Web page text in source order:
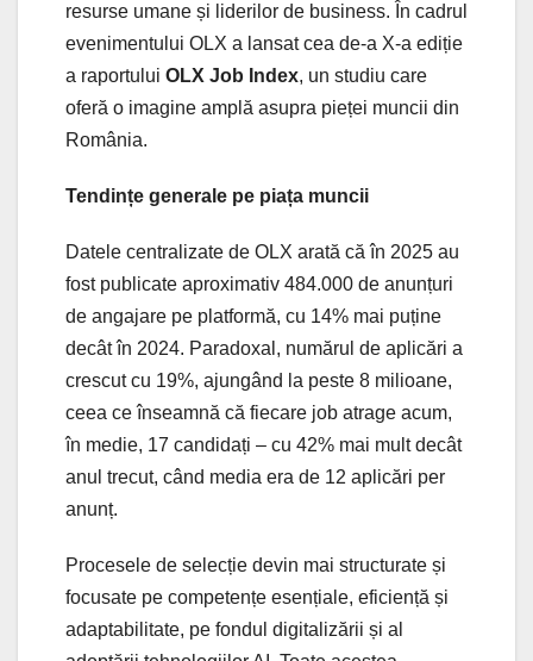
resurse umane și liderilor de business. În cadrul
evenimentului OLX a lansat cea de-a X-a ediție
a raportului OLX Job Index, un studiu care
oferă o imagine amplă asupra pieței muncii din
România.
Tendințe generale pe piața muncii
Datele centralizate de OLX arată că în 2025 au
fost publicate aproximativ 484.000 de anunțuri
de angajare pe platformă, cu 14% mai puține
decât în 2024. Paradoxal, numărul de aplicări a
crescut cu 19%, ajungând la peste 8 milioane,
ceea ce înseamnă că fiecare job atrage acum,
în medie, 17 candidați – cu 42% mai mult decât
anul trecut, când media era de 12 aplicări per
anunț.
Procesele de selecție devin mai structurate și
focusate pe competențe esențiale, eficiență și
adaptabilitate, pe fondul digitalizării și al